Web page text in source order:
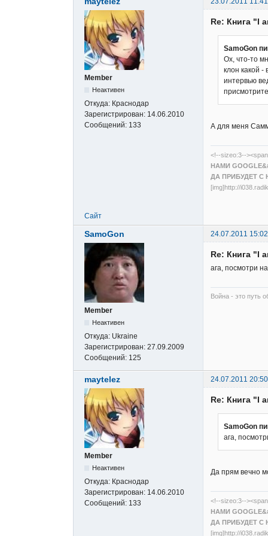
Member
Неактивен
Откуда: Краснодар
Зарегистрирован: 14.06.2010
Сообщений: 133
Re: Книга "I
SamoGon
Ох, что-то
клон какой
интервью
А для меня
<!--sizeo:3--
НАМИ
ДА ПРИБУДЕТ С
[img]http://
Сайт
SamoGon 24.07.2011
Member
Неактивен
Откуда: Ukraine
Зарегистрирован: 27.09.2009
Сообщений: 125
Re: Книга "I
ага, посмотри
Война - это путь
maytelez 24.07.2011
Member
Неактивен
Откуда: Краснодар
Зарегистрирован: 14.06.2010
Сообщений: 133
Re: Книга "I
SamoGon
ага,
Да прям вечно
<!--sizeo:3--
НАМИ
ДА ПРИБУДЕТ С
[img]http://